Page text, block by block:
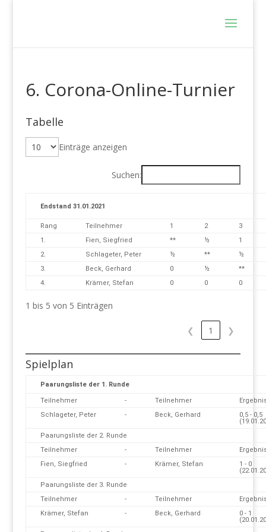
6. Corona-Online-Turnier
Tabelle
Einträge anzeigen
Suchen:
Endstand 31.01.2021
Rang Teilnehmer 1 2
3
1.
Fien, Siegfried ** ½
1
2.
Schlageter, Peter ½ **
½
3.
Beck, Gerhard 0 ½
**
4.
Krämer, Stefan 0 0 0
1 bis 5 von 5 Einträgen
❮ 1 ❯
Spielplan
Paarungsliste der 1. Runde
Teilnehmer - Teilnehmer
Schlageter, Peter
- Beck, Gerhard
0,5 - 0,5
Paarungsliste der 2. Runde
Teilnehmer
- Teilnehmer
Fien, Siegfried
- Krämer, Stefan
1 - 0
Paarungsliste der 3. Runde
Teilnehmer
- Teilnehmer
Krämer, Stefan
- Beck, Gerhard
0 - 1